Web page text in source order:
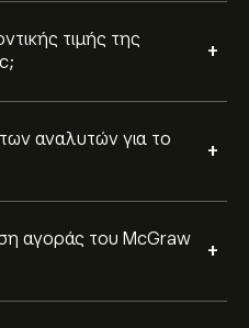
τιμής της
+
αναλυτών για το
+
αγοράς του McGraw
+